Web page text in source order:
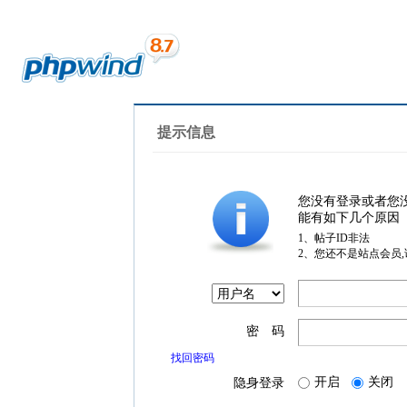
提示信息
您没有登录或者您
能有如下几个原因
1、帖子ID非法
2、您还不是站点会员
密 码
找回密码
隐身登录 开启 关闭